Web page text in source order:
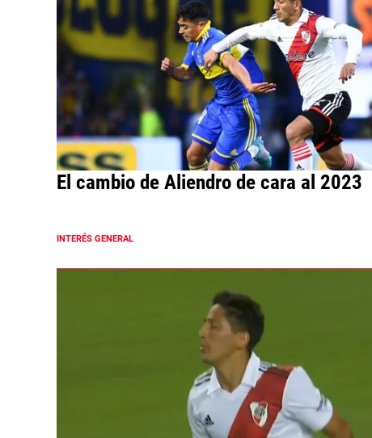
El cambio de Aliendro de cara al 2023
INTERÉS GENERAL